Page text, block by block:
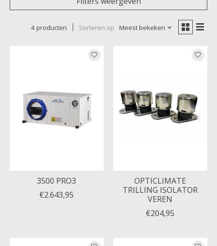
4 producten Sorteren op Meest bekeken
3500 PRO3
€2.643,95
OPTICLIMATE
TRILLING ISOLATOR
VEREN
€204,95